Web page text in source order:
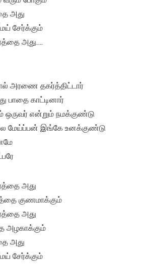
அது
சேர்க்கும்
அது….
அரணை தகர்த்திட்டார்
பாதை காட்டினார்
ஒருவர் என்றும் நமக்குண்டு
மேய்ப்பன் இங்கே உனக்குண்டு
அது
குணமாக்கும்
அது
அழகாக்கும்
அது
சேர்க்கும்